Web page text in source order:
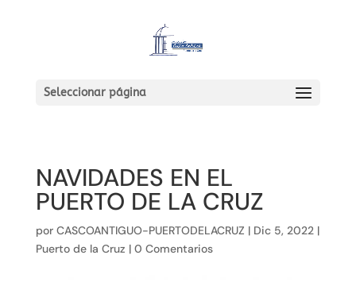
Seleccionar página
NAVIDADES EN EL
PUERTO DE LA CRUZ
por CASCOANTIGUO-PUERTODELACRUZ | Dic 5, 2022|
Puerto de la Cruz | 0 Comentarios